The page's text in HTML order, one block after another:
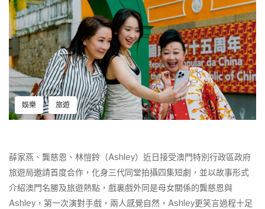
娛樂 旅遊
薛家燕、龔慈恩、林愷鈴（Ashley）近日接受澳門特別行政區政府
旅遊局邀請首度合作，化身三代同堂拍攝四集短劇，並以故事形式
介紹澳門名勝及旅遊熱點，戲裏戲外同是母女關係的龔慈恩與
Ashley，第一次演對手戲，兩人感覺自然，Ashley更笑言過程十足